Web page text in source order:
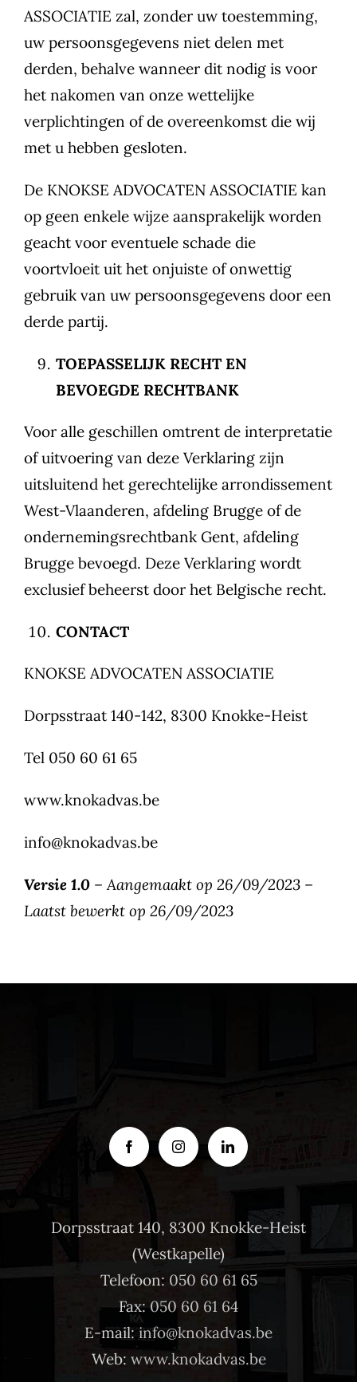
ASSOCIATIE zal, zonder uw toestemming,
uw persoonsgegevens niet delen met
derden, behalve wanneer dit nodig is voor
het nakomen van onze wettelijke
verplichtingen of de overeenkomst die wij
met u hebben gesloten.
De KNOKSE ADVOCATEN ASSOCIATIE kan
op geen enkele wijze aansprakelijk worden
geacht voor eventuele schade die
voortvloeit uit het onjuiste of onwettig
gebruik van uw persoonsgegevens door een
derde partij.
TOEPASSELIJK RECHT EN
BEVOEGDE RECHTBANK
Voor alle geschillen omtrent de interpretatie
of uitvoering van deze Verklaring zijn
uitsluitend het gerechtelijke arrondissement
West-Vlaanderen, afdeling Brugge of de
ondernemingsrechtbank Gent, afdeling
Brugge bevoegd. Deze Verklaring wordt
exclusief beheerst door het Belgische recht.
CONTACT
KNOKSE ADVOCATEN ASSOCIATIE
Dorpsstraat 140-142, 8300 Knokke-Heist
Tel 050 60 61 65
www.knokadvas.be
info@knokadvas.be
Versie 1.0– Aangemaakt op 26/09/2023 –
Laatst bewerkt op 26/09/2023
Dorpsstraat 140, 8300 Knokke-Heist
(Westkapelle)
Telefoon: 050 60 61 65
Fax: 050 60 61 64
E-mail:info@knokadvas.be
Web: www.knokadvas.be